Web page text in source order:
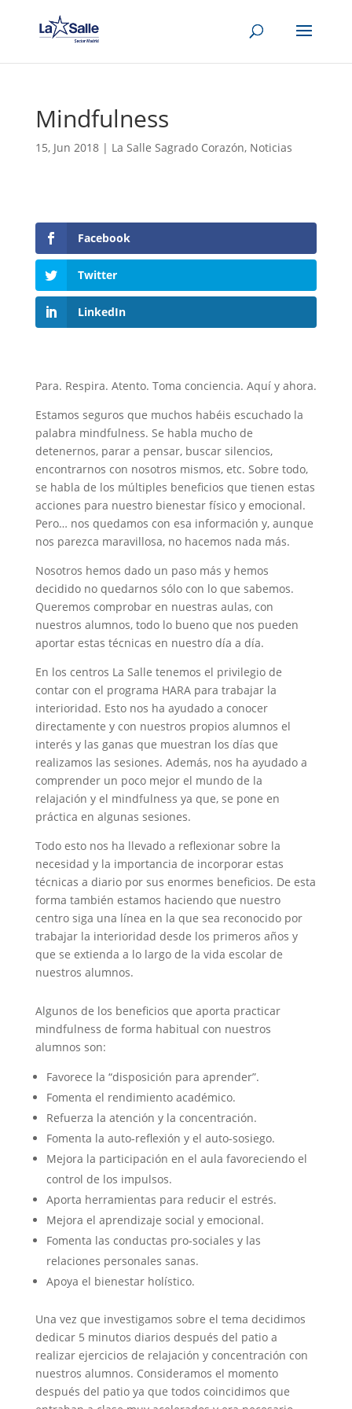
Mindfulness
15, Jun 2018| La Salle Sagrado Corazón, Noticias
Facebook
Twitter
LinkedIn
Para. Respira. Atento. Toma conciencia. Aquí y ahora.
Estamos seguros que muchos habéis escuchado la
palabra mindfulness. Se habla mucho de
detenernos, parar a pensar, buscar silencios,
encontrarnos con nosotros mismos, etc. Sobre todo,
se habla de los múltiples beneficios que tienen estas
acciones para nuestro bienestar físico y emocional.
Pero… nos quedamos con esa información y, aunque
nos parezca maravillosa, no hacemos nada más.
Nosotros hemos dado un paso más y hemos
decidido no quedarnos sólo con lo que sabemos.
Queremos comprobar en nuestras aulas, con
nuestros alumnos, todo lo bueno que nos pueden
aportar estas técnicas en nuestro día a día.
En los centros La Salle tenemos el privilegio de
contar con el programa HARA para trabajar la
interioridad. Esto nos ha ayudado a conocer
directamente y con nuestros propios alumnos el
interés y las ganas que muestran los días que
realizamos las sesiones. Además, nos ha ayudado a
comprender un poco mejor el mundo de la
relajación y el mindfulness ya que, se pone en
práctica en algunas sesiones.
Todo esto nos ha llevado a reflexionar sobre la
necesidad y la importancia de incorporar estas
técnicas a diario por sus enormes beneficios. De esta
forma también estamos haciendo que nuestro
centro siga una línea en la que sea reconocido por
trabajar la interioridad desde los primeros años y
que se extienda a lo largo de la vida escolar de
nuestros alumnos.
Algunos de los beneficios que aporta practicar
mindfulness de forma habitual con nuestros
alumnos son:
Favorece la “disposición para aprender”.
Fomenta el rendimiento académico.
Refuerza la atención y la concentración.
Fomenta la auto-reflexión y el auto-sosiego.
Mejora la participación en el aula favoreciendo el
control de los impulsos.
Aporta herramientas para reducir el estrés.
Mejora el aprendizaje social y emocional.
Fomenta las conductas pro-sociales y las
relaciones personales sanas.
Apoya el bienestar holístico.
Una vez que investigamos sobre el tema decidimos
dedicar 5 minutos diarios después del patio a
realizar ejercicios de relajación y concentración con
nuestros alumnos. Consideramos el momento
después del patio ya que todos coincidimos que